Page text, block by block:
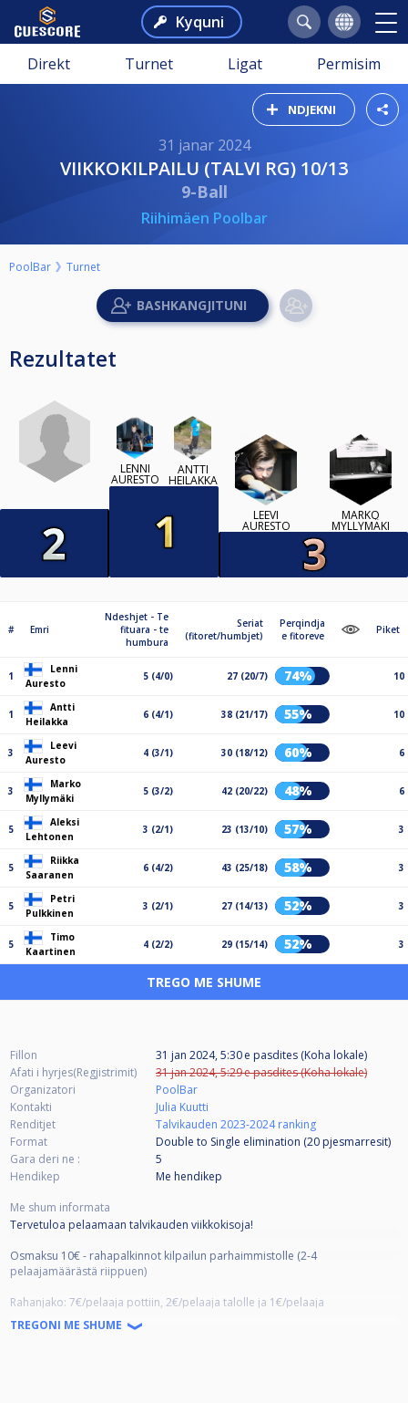
Kyquni
Direkt Turnet Ligat Permisim
NDJEKNI
31 janar 2024
VIIKKOKILPAILU (TALVI RG) 10/13
9-Ball
Riihimäen Poolbar
PoolBar Turnet
Rezultatet
LENNI
AURESTO
ANTTI
HEILAKKA
LEEVI
AURESTO
MARKO
MYLLYMÄKI
# Emri
Ndeshjet - Te
fituara - te
humbura
Seriat
(fitoret/humbjet)
Perqindja
e fitoreve
Piket
1
Lenni
Auresto
5 (4/0) 27 (20/7) 74% 10
1
Antti
Heilakka
6 (4/1) 38 (21/17) 55% 10
3
Leevi
Auresto
4 (3/1) 30 (18/12) 60% 6
3
Marko
Myllymäki
5 (3/2) 42 (20/22) 48% 6
5
Aleksi
Lehtonen
3 (2/1) 23 (13/10) 57% 3
5
Riikka
Saaranen
6 (4/2) 43 (25/18) 58% 3
5
Petri
Pulkkinen
3 (2/1) 27 (14/13) 52% 3
5
Timo
Kaartinen
4 (2/2) 29 (15/14) 52% 3
TREGO ME SHUME
Fillon
31 jan 2024, 5:30 e pasdites (Koha lokale)
Afati i hyrjes(Regjistrimit)
31 jan 2024, 5:29 e pasdites (Koha lokale)
Organizatori
PoolBar
Kontakti
Julia Kuutti
Renditjet
Talvikauden 2023-2024 ranking
Format
Double to Single elimination (20 pjesmarresit)
Gara deri ne :
5
Hendikep
Me hendikep
Me shum informata
Tervetuloa pelaamaan talvikauden viikkokisoja!
Osmaksu 10€ - rahapalkinnot kilpailun parhaimmistolle (2-4
pelaajamäärästä riippuen)
Rahanjako: 7€/pelaaja pottiin, 2€/pelaaja talolle ja 1€/pelaaja
viikkokilpailufinaalin lähtöpottiin
TREGONI ME SHUME